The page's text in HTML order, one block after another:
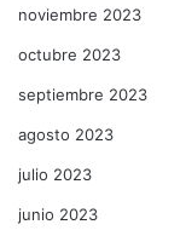
noviembre 2023
octubre 2023
septiembre 2023
agosto 2023
julio 2023
junio 2023